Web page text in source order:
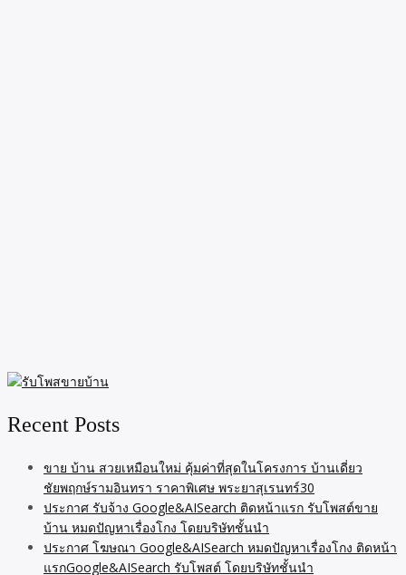
Recent Posts
ขาย บ้าน สวยเหมือนใหม่ คุ้มค่าที่สุดในโครงการ บ้านเดี่ยว
ชัยพฤกษ์รามอินทรา ราคาพิเศษ พระยาสุเรนทร์30
ประกาศ รับจ้าง Google&AISearch ติดหน้าแรก รับโพสต์ขาย
บ้าน หมดปัญหาเรื่องโกง โดยบริษัทชั้นนำ
ประกาศ โฆษณา Google&AISearch หมดปัญหาเรื่องโกง ติดหน้า
แรกGoogle&AISearch รับโพสต์ โดยบริษัทชั้นนำ